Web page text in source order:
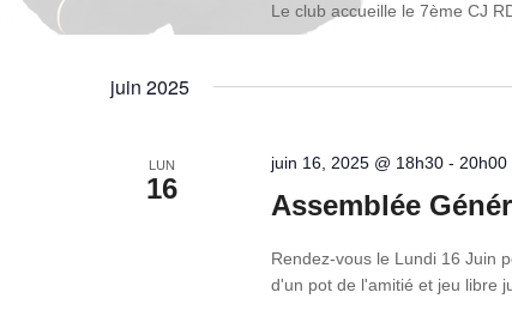
Le club accueille le 7ème CJ
juin 2025
LUN
16
Assemblée
juin 16, 2025 @ 18h30 - 20h00
Rendez-vous le Lundi 16 Juin
d'un pot de l'amitié et jeu libre